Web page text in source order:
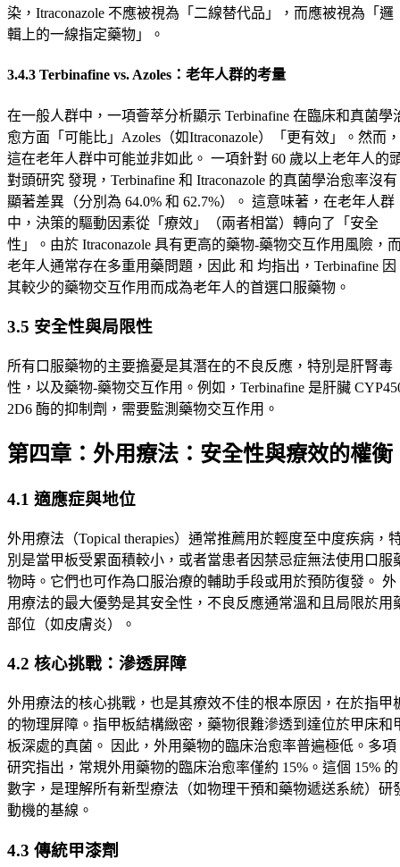
染，Itraconazole 不應被視為「二線替代品」，而應被視為「邏
輯上的一線指定藥物」。
3.4.3 Terbinafine vs. Azoles：老年人群的考量
在一般人群中，一項薈萃分析顯示 Terbinafine 在臨床和真菌學
愈方面「可能比」Azoles（如Itraconazole）「更有效」。然而，
這在老年人群中可能並非如此。 一項針對 60 歲以上老年人的
對頭研究 發現，Terbinafine 和 Itraconazole 的真菌學治愈率沒有
顯著差異（分別為 64.0% 和 62.7%）。 這意味著，在老年人群
中，決策的驅動因素從「療效」（兩者相當）轉向了「安全
性」。由於 Itraconazole 具有更高的藥物-藥物交互作用風險，
老年人通常存在多重用藥問題，因此 和 均指出，Terbinafine 因
其較少的藥物交互作用而成為老年人的首選口服藥物。
3.5 安全性與局限性
所有口服藥物的主要擔憂是其潛在的不良反應，特別是肝腎毒
性，以及藥物-藥物交互作用。例如，Terbinafine 是肝臟
2D6 酶的抑制劑，需要監測藥物交互作用。
第四章：外用療法：安全性與療效的權衡
4.1 適應症與地位
外用療法（Topical therapies）通常推薦用於輕度至中度疾病，
別是當甲板受累面積較小，或者當患者因禁忌症無法使用口服
物時。它們也可作為口服治療的輔助手段或用於預防復發。 外
用療法的最大優勢是其安全性，不良反應通常溫和且局限於用
部位（如皮膚炎）。
4.2 核心挑戰：滲透屏障
外用療法的核心挑戰，也是其療效不佳的根本原因，在於指甲
的物理屏障。指甲板結構緻密，藥物很難滲透到達位於甲床和
板深處的真菌。 因此，外用藥物的臨床治愈率普遍極低。多項
研究指出，常規外用藥物的臨床治愈率僅約 15%。這個 15% 的
數字，是理解所有新型療法（如物理干預和藥物遞送系統）研
動機的基線。
4.3 傳統甲漆劑